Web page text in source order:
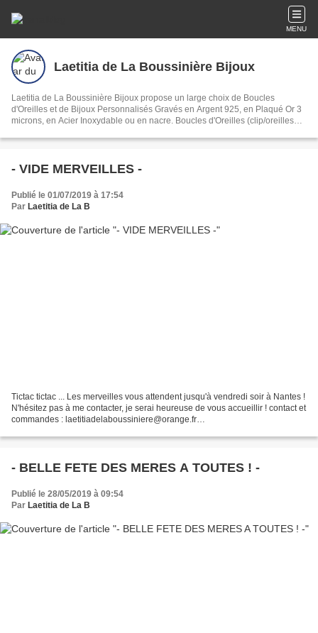
MENU
Laetitia de La Boussinière Bijoux
Laetitia de La Boussinière Bijoux propose un large choix de Boucles
d'Oreilles et de Bijoux Personnalisés Gravés en Argent 925, en Plaqué Or 3
microns, en Acier Inoxydable ou en nacre. Boucles d'Oreilles (clip/oreilles
sont faites sur mesure dans notre Atelier à Nantes. Des créations Françaises
- VIDE MERVEILLES -
Publié le 01/07/2019 à 17:54
Par Laetitia de La B
Tictac tictac ... Les merveilles vous attendent jusqu'à vendredi soir à Nantes !
N'hésitez pas à me contacter, je serai heureuse de vous accueillir ! contact et
commandes : laetitiadelaboussiniere@orange.fr
- BELLE FETE DES MERES A TOUTES ! -
Publié le 28/05/2019 à 09:54
Par Laetitia de La B